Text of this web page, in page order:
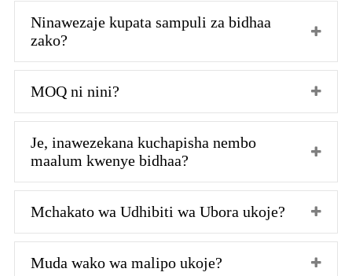
Ninawezaje kupata sampuli za bidhaa
zako?
MOQ ni nini?
Je, inawezekana kuchapisha nembo
maalum kwenye bidhaa?
Mchakato wa Udhibiti wa Ubora ukoje?
Muda wako wa malipo ukoje?